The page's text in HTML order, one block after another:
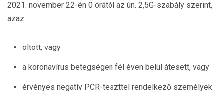
2021. november 22-én 0 órától az ún. 2,5G-szabály szerint,
azaz:
oltott, vagy
a koronavírus betegségen fél éven belül átesett, vagy
érvényes negatív PCR-teszttel rendelkező személyek